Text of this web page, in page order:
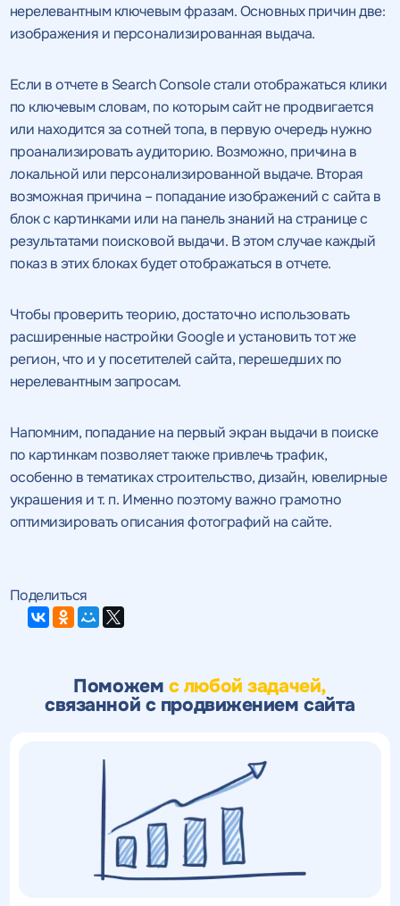
нерелевантным ключевым фразам. Основных причин две:
изображения и персонализированная выдача.
Если в отчете в Search Console стали отображаться клики
по ключевым словам, по которым сайт не продвигается
или находится за сотней топа, в первую очередь нужно
проанализировать аудиторию. Возможно, причина в
локальной или персонализированной выдаче. Вторая
возможная причина – попадание изображений с сайта в
блок с картинками или на панель знаний на странице с
результатами поисковой выдачи. В этом случае каждый
показ в этих блоках будет отображаться в отчете.
Чтобы проверить теорию, достаточно использовать
расширенные настройки Google и установить тот же
регион, что и у посетителей сайта, перешедших по
нерелевантным запросам.
Напомним, попадание на первый экран выдачи в поиске
по картинкам позволяет также привлечь трафик,
особенно в тематиках строительство, дизайн, ювелирные
украшения и т. п. Именно поэтому важно грамотно
оптимизировать описания фотографий на сайте.
Поделиться
Поможем с любой задачей,
связанной с продвижением сайта